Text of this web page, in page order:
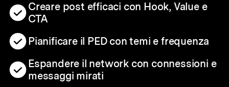
Creare post efficaci con Hook, Value e
CTA
Pianificare il PED con temi e frequenza
Espandere il network con connessioni e
messaggi mirati